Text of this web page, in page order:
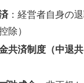
：経営者自身の
除）
共済制度（中退共